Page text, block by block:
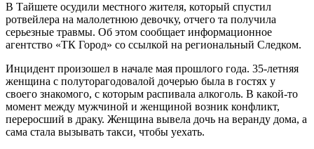
В Тайшете осудили местного жителя, который спустил
ротвейлера на малолетнюю девочку, отчего та получила
серьезные травмы. Об этом сообщает информационное
агентство «ТК Город» со ссылкой на региональный Следком.
Инцидент произошел в начале мая прошлого года. 35-летняя
женщина с полуторагодовалой дочерью была в гостях у
своего знакомого, с которым распивала алкоголь. В какой-то
момент между мужчиной и женщиной возник конфликт,
переросший в драку. Женщина вывела дочь на веранду дома, а
сама стала вызывать такси, чтобы уехать.